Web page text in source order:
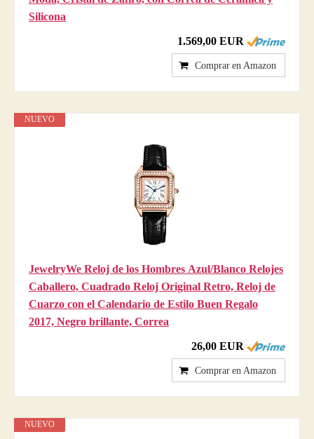
Silicona
1.569,00 EUR
Comprar en Amazon
NUEVO
JewelryWe Reloj de los Hombres Azul/Blanco Relojes
Caballero, Cuadrado Reloj Original Retro, Reloj de
Cuarzo con el Calendario de Estilo Buen Regalo
2017, Negro brillante, Correa
26,00 EUR
Comprar en Amazon
NUEVO